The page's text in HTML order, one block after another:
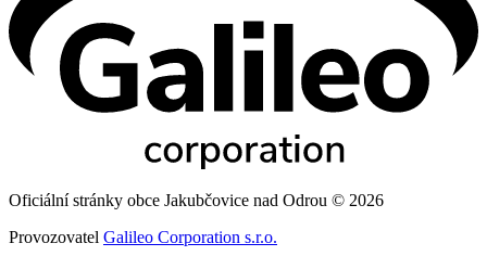
Oficiální stránky obce Jakubčovice nad Odrou © 2026
Provozovatel Galileo Corporation s.r.o.